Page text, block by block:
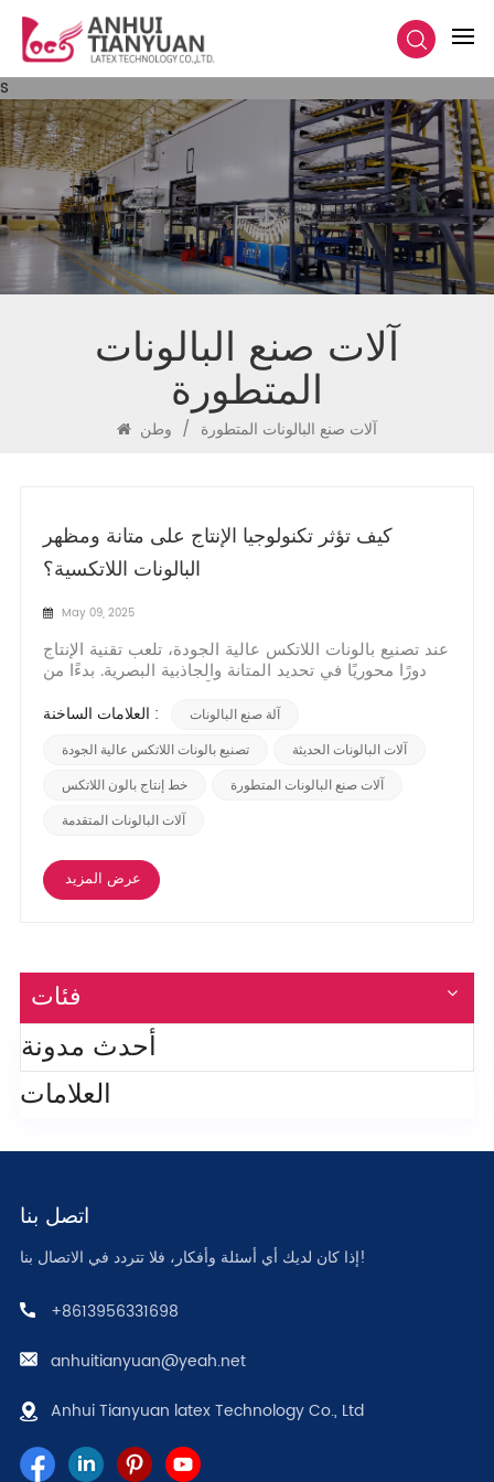
s
آلات صنع البالونات
المتطورة
وطن / آلات صنع البالونات المتطورة
كيف تؤثر تكنولوجيا الإنتاج على متانة ومظهر
البالونات اللاتكسية؟
May 09, 2025
عند تصنيع بالونات اللاتكس عالية الجودة، تلعب تقنية الإنتاج
دورًا محوريًا في تحديد المتانة والجاذبية البصرية. بدءًا من
المستخدمة في معالجة المواد، تؤثر كل خطوة على المنتج
آلات البالونات تلبية...
العلامات الساخنة : آلة صنع البالونات
تصنيع بالونات اللاتكس عالية الجودة آلات البالونات الحديثة
خط إنتاج بالون اللاتكس آلات صنع البالونات المتطورة
آلات البالونات المتقدمة
عرض المزيد
فئات
أحدث مدونة
العلامات
اتصل بنا
إذا كان لديك أي أسئلة وأفكار، فلا تتردد في الاتصال بنا!
+8613956331698
anhuitianyuan@yeah.net
Anhui Tianyuan latex Technology Co., Ltd